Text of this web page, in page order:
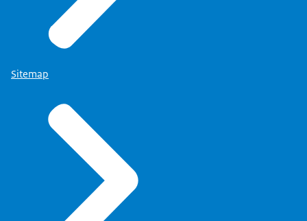
Sitemap